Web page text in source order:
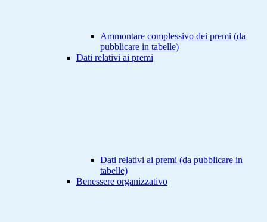
Ammontare complessivo dei premi (da
pubblicare in tabelle)
Dati relativi ai premi
Dati relativi ai premi (da pubblicare in
tabelle)
Benessere organizzativo